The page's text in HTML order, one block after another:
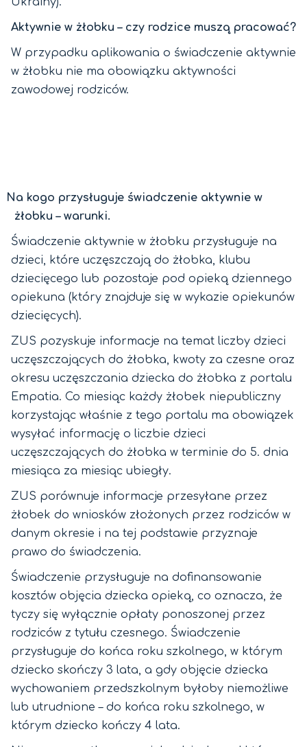
Aktywnie w żłobku – czy rodzice muszą pracować?
W przypadku aplikowania o świadczenie aktywnie
w żłobku nie ma obowiązku aktywności
zawodowej rodziców.
Na kogo przysługuje świadczenie aktywnie w
żłobku – warunki.
Świadczenie aktywnie w żłobku przysługuje na
dzieci, które uczęszczają do żłobka, klubu
dziecięcego lub pozostaje pod opieką dziennego
opiekuna (który znajduje się w wykazie opiekunów
dziecięcych).
ZUS pozyskuje informacje na temat liczby dzieci
uczęszczających do żłobka, kwoty za czesne oraz
okresu uczęszczania dziecka do żłobka z portalu
Empatia. Co miesiąc każdy żłobek niepubliczny
korzystając właśnie z tego portalu ma obowiązek
wysyłać informację o liczbie dzieci
uczęszczających do żłobka w terminie do 5. dnia
miesiąca za miesiąc ubiegły.
ZUS porównuje informacje przesyłane przez
żłobek do wniosków złożonych przez rodziców w
danym okresie i na tej podstawie przyznaje
prawo do świadczenia.
Świadczenie przysługuje na dofinansowanie
kosztów objęcia dziecka opieką, co oznacza, że
tyczy się wyłącznie opłaty ponoszonej przez
rodziców z tytułu czesnego. Świadczenie
przysługuje do końca roku szkolnego, w którym
dziecko skończy 3 lata, a gdy objęcie dziecka
wychowaniem przedszkolnym byłoby niemożliwe
lub utrudnione – do końca roku szkolnego, w
którym dziecko kończy 4 lata.